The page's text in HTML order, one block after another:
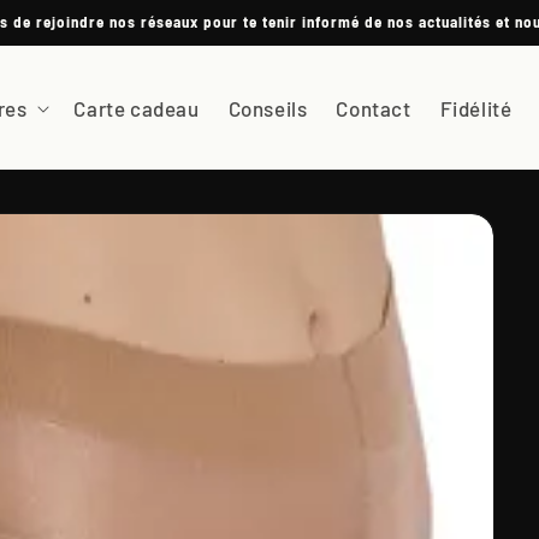
de rejoindre nos réseaux pour te tenir informé de nos actualités et
Carte cadeau Conseils Contact Fidélité